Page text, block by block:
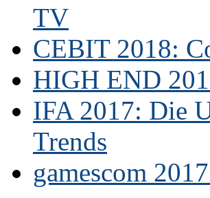
TV
CEBIT 2018:
HIGH END
IFA 2017: Die
Trends
gamescom